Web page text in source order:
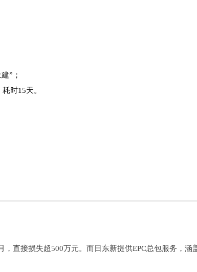
”；
时15天。
直接损失超500万元。而日东新提供EPC总包服务，涵